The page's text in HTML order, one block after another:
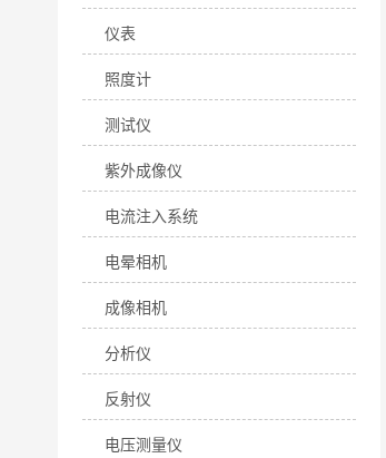
仪表
照度计
测试仪
紫外成像仪
电流注入系统
电晕相机
成像相机
分析仪
反射仪
电压测量仪